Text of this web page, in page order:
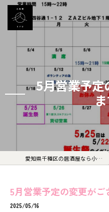
5月営業予定
愛知県千種区の居酒屋なら小料理 久 KYU
5月営業予定の変更がご
2025/05/16